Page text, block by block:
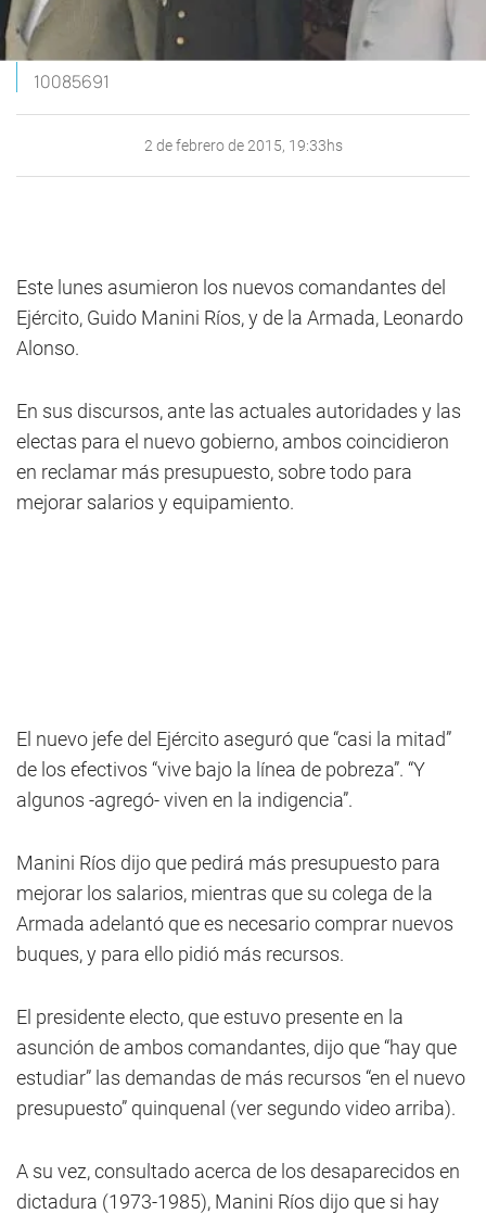
10085691
2 de febrero de 2015, 19:33hs
Este lunes asumieron los nuevos comandantes del
Ejército, Guido Manini Ríos, y de la Armada, Leonardo
Alonso.
En sus discursos, ante las actuales autoridades y las
electas para el nuevo gobierno, ambos coincidieron
en reclamar más presupuesto, sobre todo para
mejorar salarios y equipamiento.
El nuevo jefe del Ejército aseguró que “casi la mitad”
de los efectivos “vive bajo la línea de pobreza”. “Y
algunos -agregó- viven en la indigencia”.
Manini Ríos dijo que pedirá más presupuesto para
mejorar los salarios, mientras que su colega de la
Armada adelantó que es necesario comprar nuevos
buques, y para ello pidió más recursos.
El presidente electo, que estuvo presente en la
asunción de ambos comandantes, dijo que “hay que
estudiar” las demandas de más recursos “en el nuevo
presupuesto” quinquenal (ver segundo video arriba).
A su vez, consultado acerca de los desaparecidos en
dictadura (1973-1985), Manini Ríos dijo que si hay